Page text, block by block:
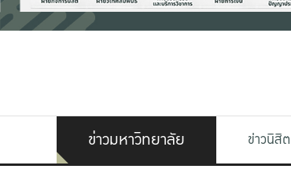
ข่าวมหาวิทยาลัย ข่าวนิสิต